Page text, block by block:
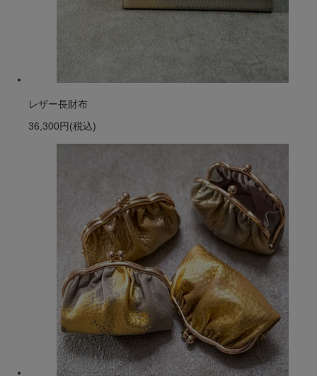
レザー長財布
36,300円 (税込)